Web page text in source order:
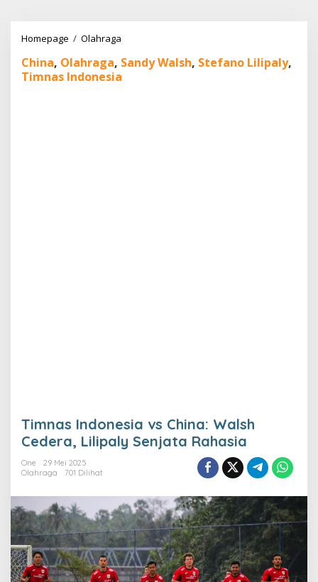
Homepage / Olahraga
vs
China:
China, Olahraga, Sandy Walsh, Stefano Lilipaly,
Timnas Indonesia
Timnas Indonesia vs China: Walsh
Cedera, Lilipaly Senjata Rahasia
One
29 Mei 2025
Olahraga
701 Dilihat